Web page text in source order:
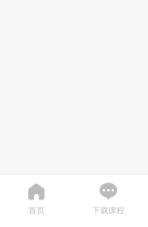
首页 下载课程